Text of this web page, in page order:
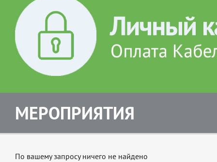
МЕРОПРИЯТИЯ
По вашему запросу ничего не найдено